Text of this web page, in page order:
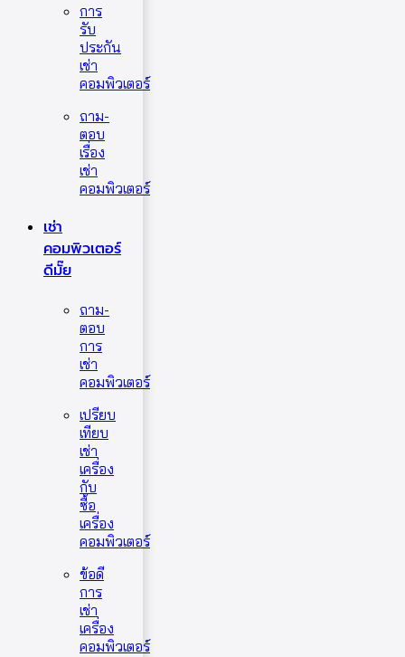
การ
รับ
ประกัน
เช่า
คอมพิวเตอร์
ถาม-
ตอบ
เรื่อง
เช่า
คอมพิวเตอร์
เช่า
คอมพิวเตอร์
ดีมั๊ย
ถาม-
ตอบ
การ
เช่า
คอมพิวเตอร์
เปรียบ
เทียบ
เช่า
เครื่อง
กับ
ซื้อ
เครื่อง
คอมพิวเตอร์
ข้อดี
การ
เช่า
เครื่อง
คอมพิวเตอร์